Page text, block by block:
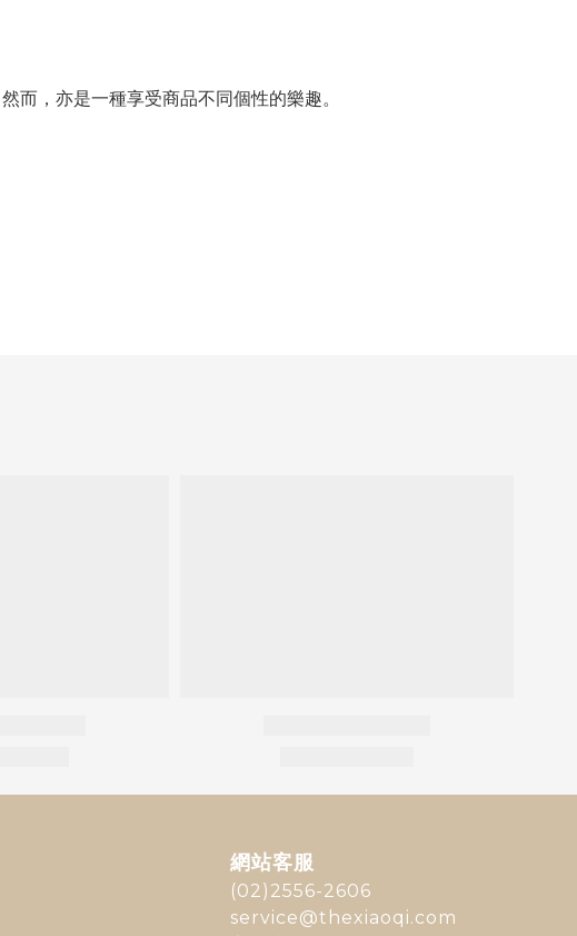
而，亦是一種享受商品不同個性的樂趣。
網站客服
(02)2556-2606
service@thexiaoqi.com